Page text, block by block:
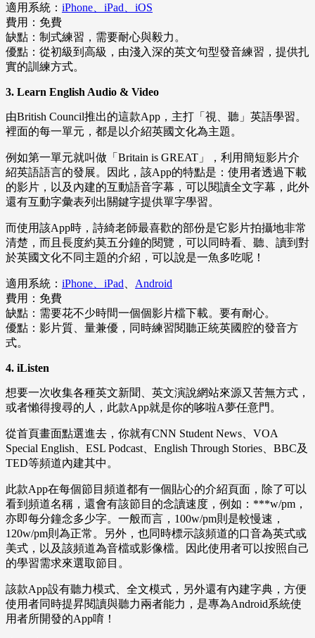
適用系統： iPhone、iPad、iOS
費用：免費
缺點：制式練習，需要耐心與毅力。
優點：從初級到高級，由淺入深的英文句型發音練習，提供扎
實的訓練方式。
3. Learn English Audio & Video
由British Council推出的這款App，主打「視、聽」英語學習。
裡面的每一單元，都是以介紹英國文化為主題。
例如第一單元就叫做「Britain is GREAT」，利用簡短影片介
紹英語語言的發展。因此，該App的特點是：使用者透過下載
的影片，以及內建的互動語音字幕，可以閱讀全文字幕，此外
還有互動字彙表列出關鍵字提供單字學習。
而使用該App時，詩綺老師最喜歡的部份是它影片拍攝地非常
清楚，而且長度約莫五分鐘的閱覽，可以同時看、聽、讀到對
於英國文化不同主題的介紹，可以說是一魚多吃呢！
適用系統： iPhone、iPad、 Android
費用：免費
缺點：需要花不少時間一個個影片檔下載。要有耐心。
優點：影片質、量兼優，同時練習閱聽正統英國腔的發音方
式。
4. iListen
想要一次收集各種英文新聞、英文演說網站來源又苦無方式，
或者懶得搜尋的人，此款App就是你的哆啦A夢任意門。
從首頁畫面點選進去，你就有CNN Student News、VOA
Special English、ESL Podcast、English Through Stories、BBC及
TED等頻道內建其中。
此款App在每個節目頻道都有一個貼心的介紹頁面，除了可以
看到頻道名稱，還會有該節目的念讀速度，例如：***w/pm，
亦即每分鐘念多少字。一般而言，100w/pm則是較慢速，
120w/pm則為正常。另外，也同時標示該頻道的口音為英式或
美式，以及該頻道為音檔或影像檔。因此使用者可以按照自己
的學習需求來選取節目。
該款App設有聽力模式、全文模式，另外還有內建字典，方便
使用者同時提昇閱讀與聽力兩者能力，是專為Android系統使
用者所開發的App唷！